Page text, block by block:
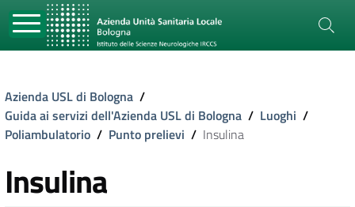
Azienda USL di Bologna /
Guida ai servizi dell'Azienda USL di Bologna / Luoghi /
Poliambulatorio / Punto prelievi / Insulina
Insulina